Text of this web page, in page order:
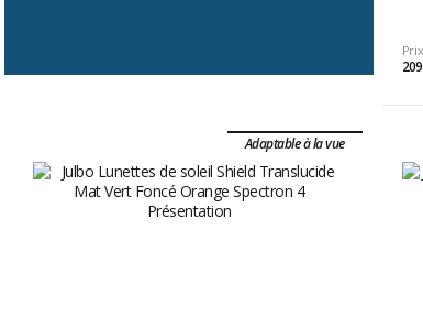
Adaptable à la vue